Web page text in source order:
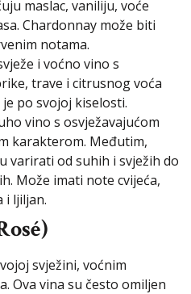
maslac, vaniliju, voće
Chardonnay može biti
notama.
i voćno vino s
trave i citrusnog voća
po svojoj kiselosti.
vino s osvježavajućom
karakterom. Međutim,
varirati od suhih i svježih do
Može imati note cvijeća,
i ljiljan.
svježini, voćnim
Ova vina su često omiljen